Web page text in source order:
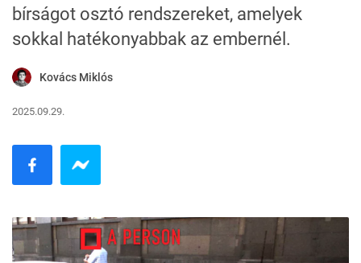
bírságot osztó rendszereket, amelyek
sokkal hatékonyabbak az embernél.
Kovács Miklós
2025.09.29.